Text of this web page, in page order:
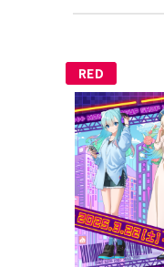
RED